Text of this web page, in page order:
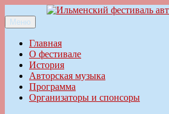
к
содержимому
Ильменский фестиваль авторской песни
Меню
Главная
О фестивале
История
Авторская музыка
Программа
Организаторы и спонсоры